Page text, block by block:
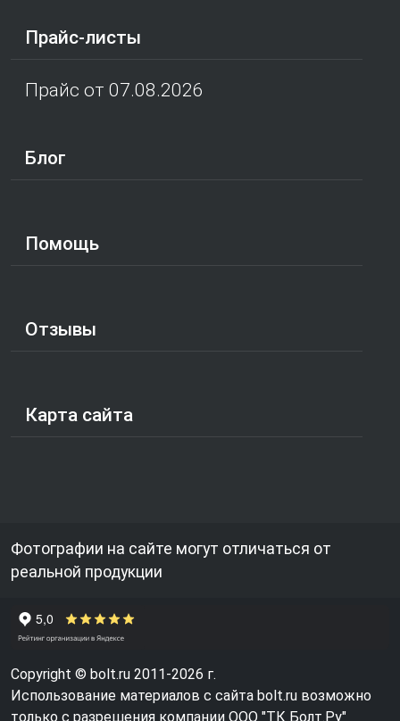
Прайс-листы
Прайс от 07.08.2026
Блог
Помощь
Отзывы
Карта сайта
Фотографии на сайте могут отличаться от
реальной продукции
Copyright © bolt.ru 2011-2026 г.
Использование материалов с сайта bolt.ru возможно
только с разрешения компании ООО "ТК Болт.Ру"